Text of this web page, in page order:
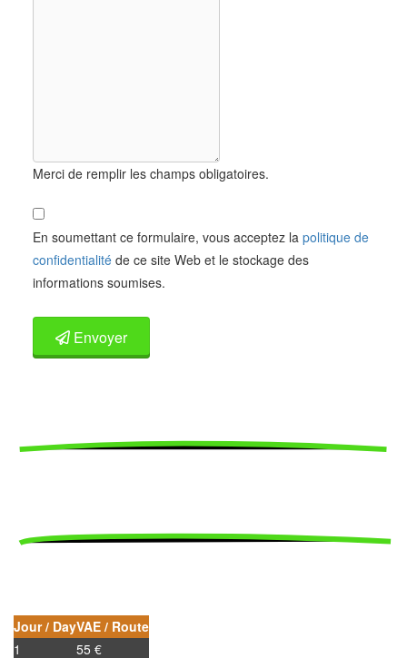
Merci de remplir les champs obligatoires.
En soumettant ce formulaire, vous acceptez la politique de
confidentialitéde ce site Web et le stockage des
informations soumises.
Envoyer
Jour / DayVAE / Route
1
55 €